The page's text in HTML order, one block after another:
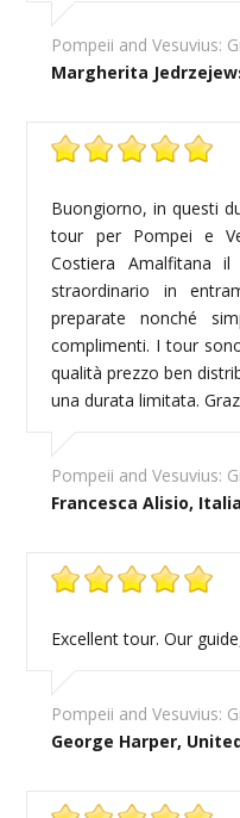
Pompeii and Vesuvius:
Margherita
Buongiorno, in questi
tour per Pompei e
Costiera Amalfitana
straordinario in
preparate nonché
complimenti. I tour
qualità prezzo ben
una durata limitata.
Pompeii and Vesuvius:
Francesca Alisio, Italia
Excellent tour. Our
Pompeii and Vesuvius:
George Harper,